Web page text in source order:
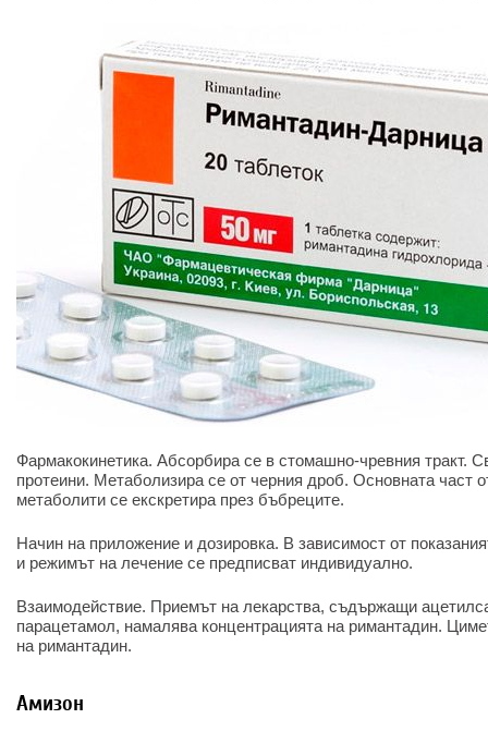
Фармакокинетика. Абсорбира се в стомашно-чревния тракт.
протеини. Метаболизира се от черния дроб. Основната част
метаболити се екскретира през бъбреците.
Начин на приложение и дозировка. В зависимост от
и режимът на лечение се предписват индивидуално.
Взаимодействие. Приемът на лекарства, съдържащи
парацетамол, намалява концентрацията на римантадин.
на римантадин.
Амизон